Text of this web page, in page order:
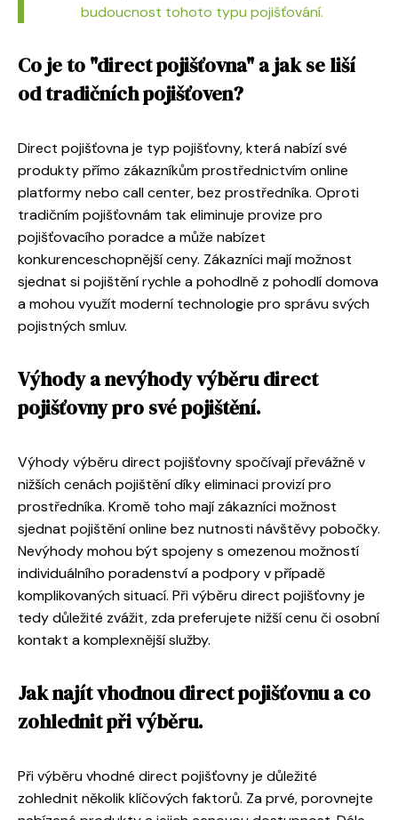
budoucnost tohoto typu pojišťování.
Co je to "direct pojišťovna" a jak se liší
od tradičních pojišťoven?
Direct pojišťovna je typ pojišťovny, která nabízí své
produkty přímo zákazníkům prostřednictvím online
platformy nebo call center, bez prostředníka. Oproti
tradičním pojišťovnám tak eliminuje provize pro
pojišťovacího poradce a může nabízet
konkurenceschopnější ceny. Zákazníci mají možnost
sjednat si pojištění rychle a pohodlně z pohodlí domova
a mohou využít moderní technologie pro správu svých
pojistných smluv.
Výhody a nevýhody výběru direct
pojišťovny pro své pojištění.
Výhody výběru direct pojišťovny spočívají převážně v
nižších cenách pojištění díky eliminaci provizí pro
prostředníka. Kromě toho mají zákazníci možnost
sjednat pojištění online bez nutnosti návštěvy pobočky.
Nevýhody mohou být spojeny s omezenou možností
individuálního poradenství a podpory v případě
komplikovaných situací. Při výběru direct pojišťovny je
tedy důležité zvážit, zda preferujete nižší cenu či osobní
kontakt a komplexnější služby.
Jak najít vhodnou direct pojišťovnu a co
zohlednit při výběru.
Při výběru vhodné direct pojišťovny je důležité
zohlednit několik klíčových faktorů. Za prvé, porovnejte